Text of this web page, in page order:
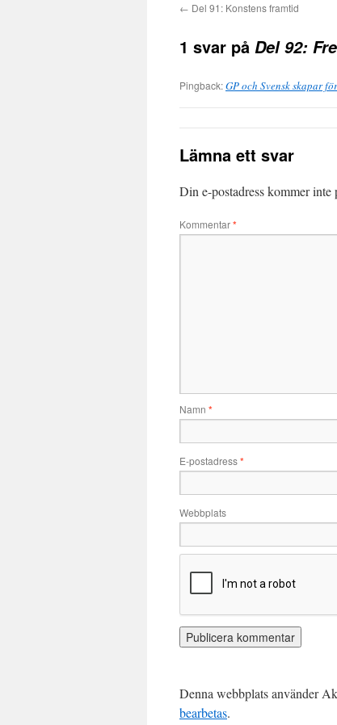
← Del 91: Konstens framtid
1 svar på Del 92:
Pingback:GP och Svensk skapar
Lämna ett svar
Din e-postadress kommer inte
Kommentar*
Namn *
E-postadress*
Webbplats
Denna webbplats använder
bearbetas.